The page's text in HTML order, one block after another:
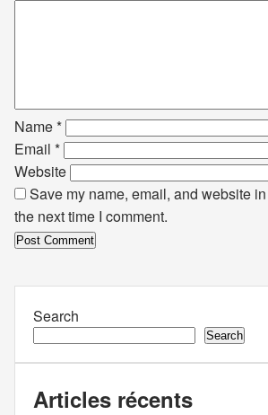
Name*
Email *
Website
Save my name, email, and website
the next time I comment.
Search
Search
Articles récents